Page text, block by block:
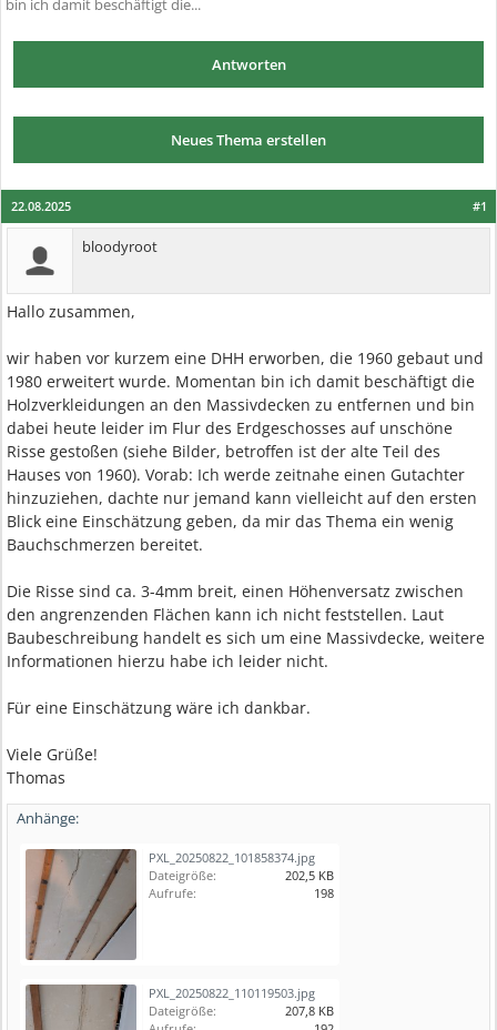
bin ich damit beschäftigt die...
Antworten
Neues Thema erstellen
#1
22.08.2025
bloodyroot
Hallo zusammen,
wir haben vor kurzem eine DHH erworben, die 1960 gebaut und
1980 erweitert wurde. Momentan bin ich damit beschäftigt die
Holzverkleidungen an den Massivdecken zu entfernen und bin
dabei heute leider im Flur des Erdgeschosses auf unschöne
Risse gestoßen (siehe Bilder, betroffen ist der alte Teil des
Hauses von 1960). Vorab: Ich werde zeitnahe einen Gutachter
hinzuziehen, dachte nur jemand kann vielleicht auf den ersten
Blick eine Einschätzung geben, da mir das Thema ein wenig
Bauchschmerzen bereitet.
Die Risse sind ca. 3-4mm breit, einen Höhenversatz zwischen
den angrenzenden Flächen kann ich nicht feststellen. Laut
Baubeschreibung handelt es sich um eine Massivdecke, weitere
Informationen hierzu habe ich leider nicht.
Für eine Einschätzung wäre ich dankbar.
Viele Grüße!
Thomas
Anhänge:
PXL_20250822_101858374.jpg
Dateigröße:
202,5 KB
Aufrufe:
198
PXL_20250822_110119503.jpg
Dateigröße:
207,8 KB